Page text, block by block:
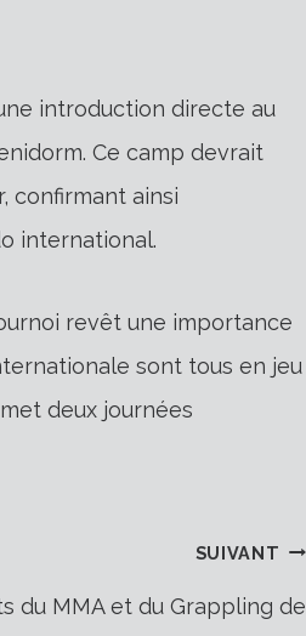
introduction directe au
Ce camp devrait
confirmant ainsi
international.
revêt une importance
sont tous en jeu
deux journées
SUIVANT
du MMA et du Grappling de